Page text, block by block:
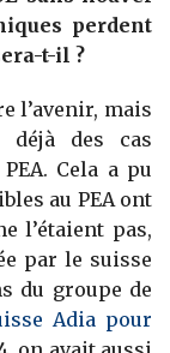
perdent
t-il ?
l’avenir, mais
des cas
Cela a pu
au PEA ont
l’étaient pas,
par le suisse
du groupe de
Adia pour